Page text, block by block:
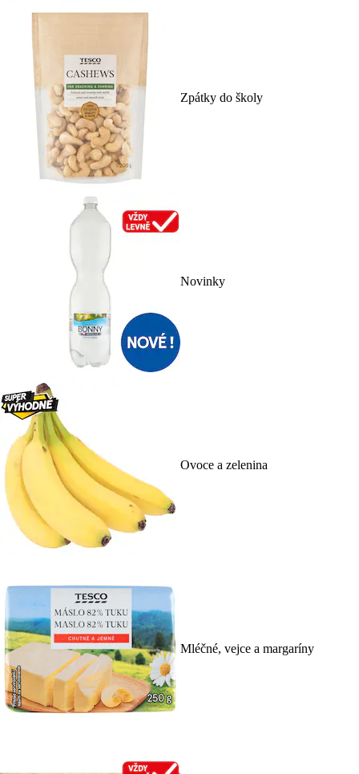
Zpátky do školy
Novinky
Ovoce a zelenina
Mléčné, vejce a margaríny